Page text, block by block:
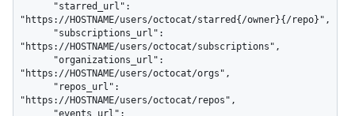
"https://HOSTNAME/users/octocat/starred{/owner}{/repo}",
"https://HOSTNAME/users/octocat/subscriptions",
"https://HOSTNAME/users/octocat/orgs",
"https://HOSTNAME/users/octocat/repos",